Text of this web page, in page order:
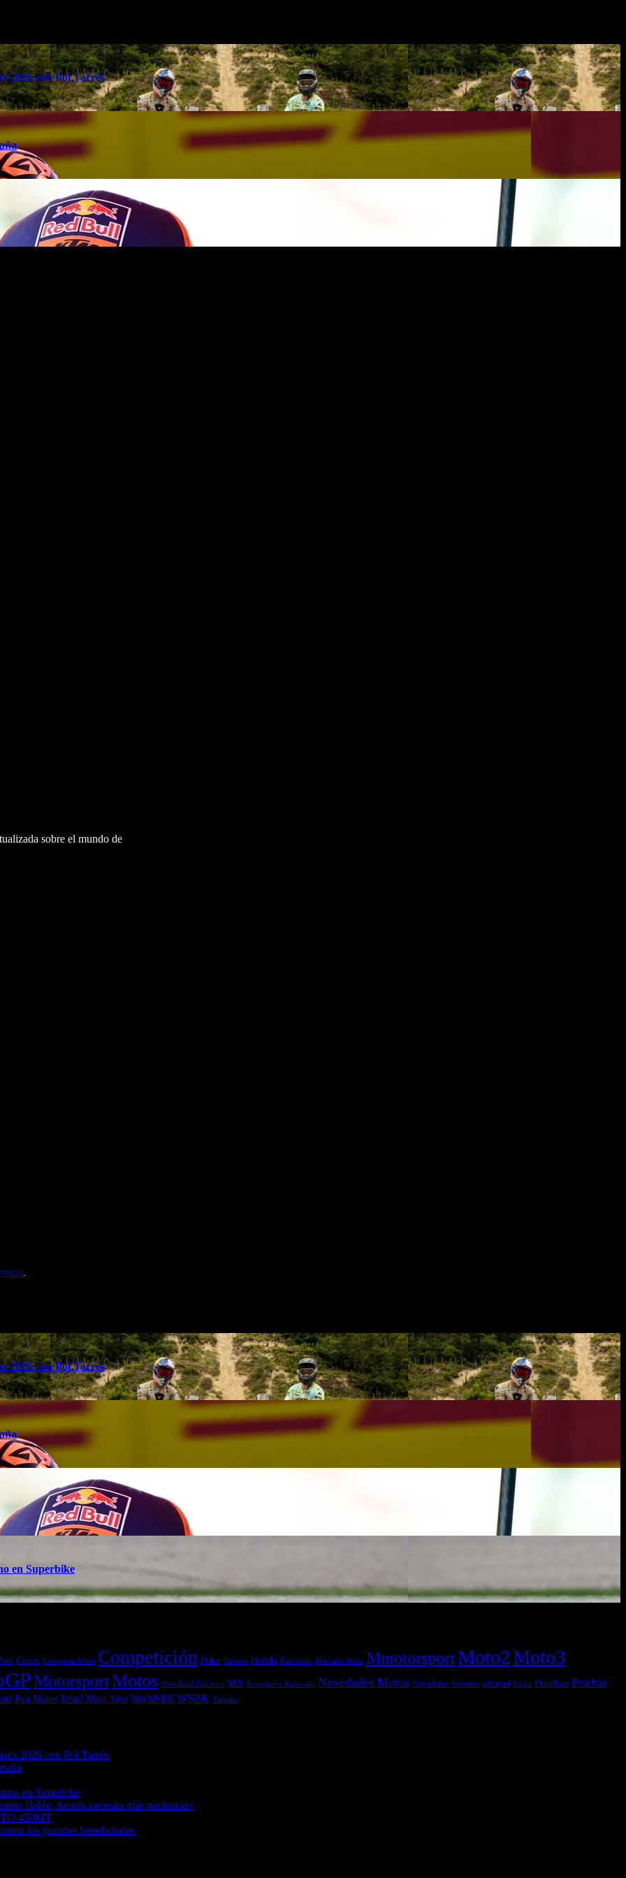
2026 con Pol Tarrés
sobre el mundo de
.
2026 con Pol Tarrés
en Superbike
Cascos Chaquetas Moto Competición Dakar Enduro Honda Kawasaki Mercado Moto MmotorsportMoto2Moto3
MotorsportMotos Movilidad Eléctrica MX Novedades Kawasaki Novedades Motos Novedades Scooters off-road Polini Pruebas Pruebas
Test Motos Textil Moto Trial WorldSBK WSBK Yamaha
2026 con Pol Tarrés
en Superbike
fiable, Acosta necesita más paciencia»
450MT
los grandes beneficiados